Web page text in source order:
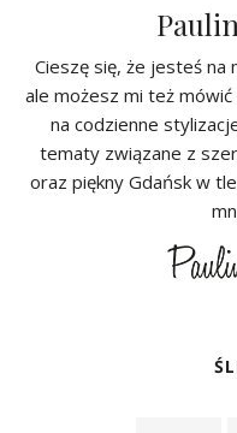
Cieszę się, że jesteś na
ale możesz mi też mówić
na codzienne
tematy związane z
oraz piękny Gdańsk w